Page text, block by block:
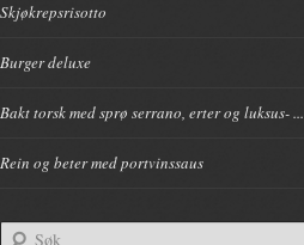
Skjøkrepsrisotto
Burger deluxe
Bakt torsk med sprø serrano, erter og luksus- ...
Rein og beter med portvinssaus